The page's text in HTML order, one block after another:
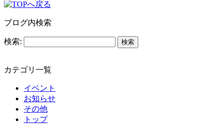
ブログ内検索
検索:
カテゴリ一覧
イベント
お知らせ
その他
トップ